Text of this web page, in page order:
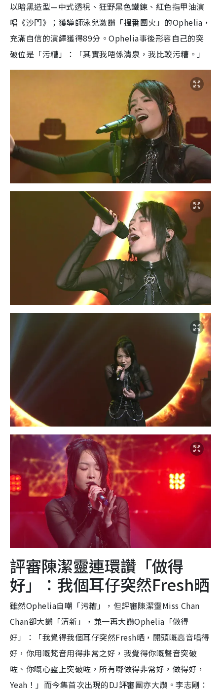
以暗黑造型—中式透視、狂野黑色鐵鍊、紅色指甲油演
唱《沙門》；獲導師泳兒激讚「搵番團火」的Ophelia，
充滿自信的演繹獲得89分。Ophelia事後形容自己的突
破位是「污糟」：「其實我唔係清泉，我比較污糟。」
評審陳潔靈連環讚「做得
好」：我個耳仔突然Fresh晒
雖然Ophelia自嘲「污糟」，但評審陳潔靈Miss Chan
Chan卻大讚「清新」，兼一再大讚Ophelia「做得
好」：「我覺得我個耳仔突然Fresh晒，開頭嘅高音唱得
好，你用嘅梵音用得非常之好，我覺得你嘅聲音突破
咗、你嘅心靈上突破咗，所有嘢做得非常好，做得好，
Yeah！」而今集首次出現的DJ評審團亦大讚。李志剛：